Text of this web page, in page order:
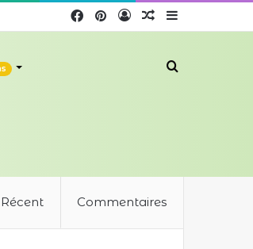
latérale)
Article
Connexion
Pinterest
Facebook
Récent Commentaires